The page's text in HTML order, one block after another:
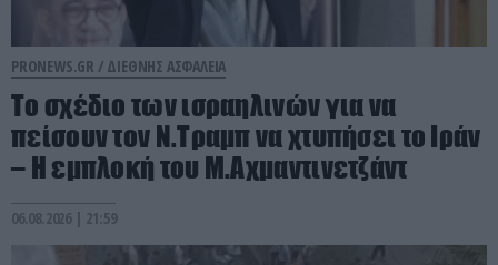
PRONEWS.GR / ΔΙΕΘΝΗΣ ΑΣΦΑΛΕΙΑ
Το σχέδιο των ισραηλινών για να
πείσουν τον Ν.Τραμπ να χτυπήσει το Ιράν
– Η εμπλοκή του Μ.Αχμαντινετζάντ
06.08.2026 | 21:59